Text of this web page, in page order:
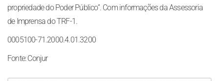
propriedade do Poder Público”. Com informações da Assessoria
de Imprensa do TRF-1.
0005100-71.2000.4.01.3200
Fonte: Conjur